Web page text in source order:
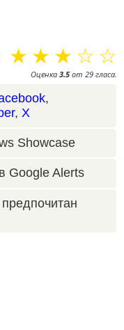
☆
☆
☆
☆
☆
Оценка 3.5 от 29 гласа.
,
, X
Showcase
Google Alerts